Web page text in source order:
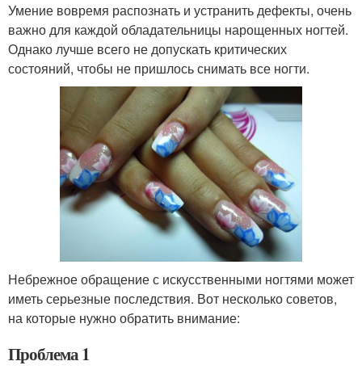
Умение вовремя распознать и устранить дефекты, очень
важно для каждой обладательницы нарощенных ногтей.
Однако лучше всего не допускать критических
состояний, чтобы не пришлось снимать все ногти.
Небрежное обращение с искусственными ногтями может
иметь серьезные последствия. Вот несколько советов,
на которые нужно обратить внимание:
Проблема 1